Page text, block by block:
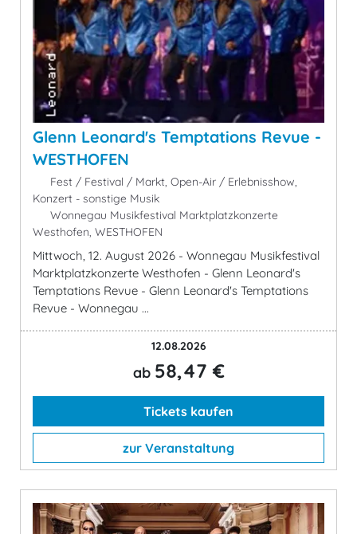
Glenn Leonard's Temptations Revue -
WESTHOFEN
Fest / Festival / Markt, Open-Air / Erlebnisshow,
Konzert - sonstige Musik
Wonnegau Musikfestival Marktplatzkonzerte
Westhofen, WESTHOFEN
Mittwoch, 12. August 2026 - Wonnegau Musikfestival
Marktplatzkonzerte Westhofen - Glenn Leonard's
Temptations Revue - Glenn Leonard's Temptations
Revue - Wonnegau ...
12.08.2026
ab 58,47 €
Tickets kaufen
zur Veranstaltung